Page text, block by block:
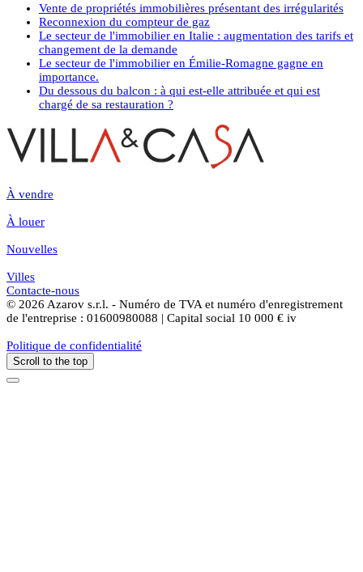
Vente de propriétés immobilières présentant des irrégularités
Reconnexion du compteur de gaz
Le secteur de l'immobilier en Italie : augmentation des tarifs et
changement de la demande
Le secteur de l'immobilier en Émilie-Romagne gagne en
importance.
Du dessous du balcon : à qui est-elle attribuée et qui est
chargé de sa restauration ?
À vendre
À louer
Nouvelles
Villes
Contacte-nous
© 2026 Azarov s.r.l. - Numéro de TVA et numéro d'enregistrement
de l'entreprise : 01600980088 | Capital social 10 000 € iv
Politique de confidentialité
Scroll to the top